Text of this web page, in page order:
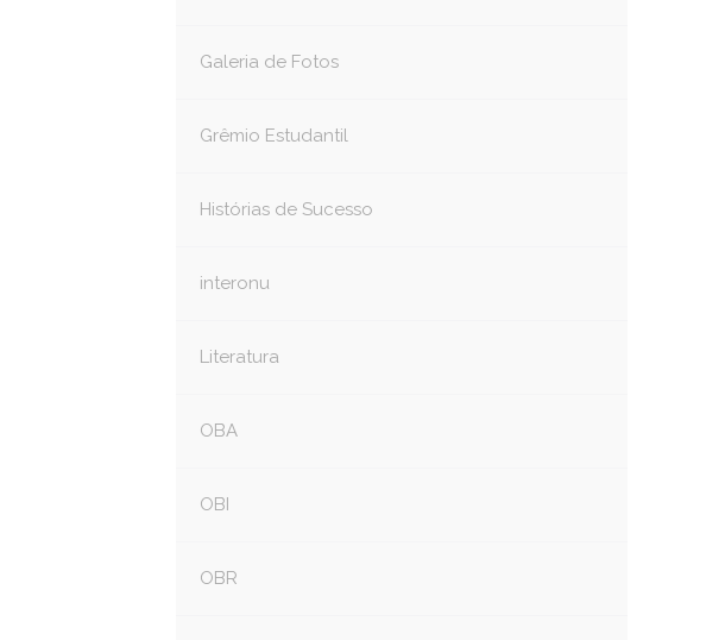
Galeria de Fotos
Grêmio Estudantil
Histórias de Sucesso
interonu
Literatura
OBA
OBI
OBR